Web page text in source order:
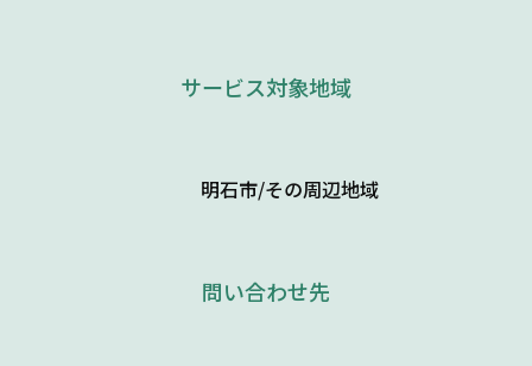
サービス対象地域
明石市/その周辺地域
問い合わせ先